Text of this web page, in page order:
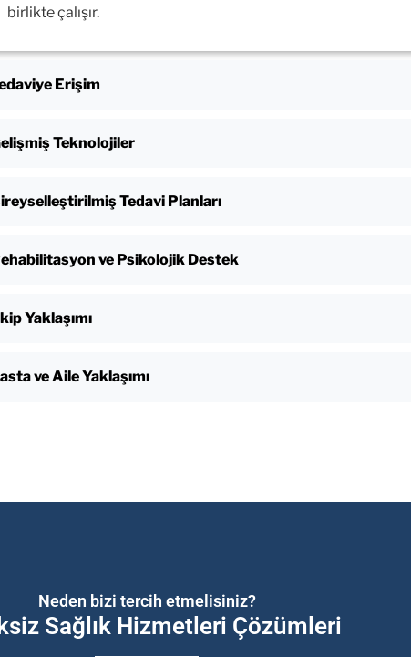
birlikte çalışır.
Erişim
Teknolojiler
Tedavi Planları
ve Psikolojik Destek
Yaklaşımı
ve Aile Yaklaşımı
Neden bizi tercih etmelisiniz?
Sağlık Hizmetleri Çözümleri